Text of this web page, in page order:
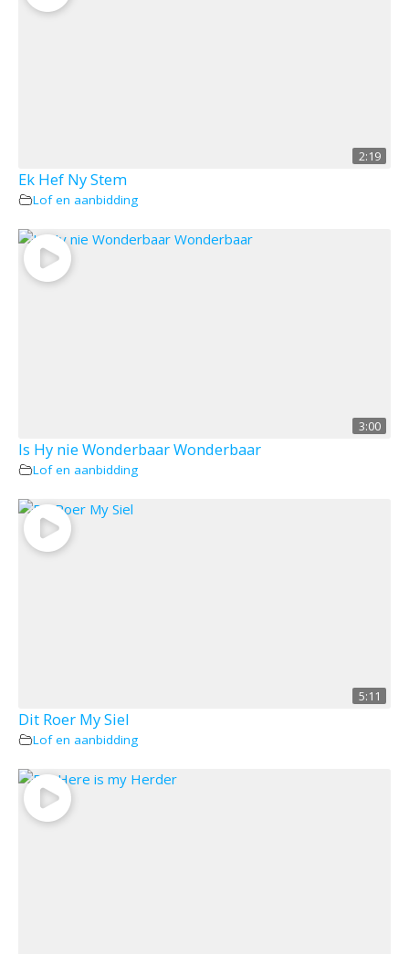
2:19
Ek Hef Ny Stem
Lof en aanbidding
3:00
Is Hy nie Wonderbaar Wonderbaar
Lof en aanbidding
5:11
Dit Roer My Siel
Lof en aanbidding